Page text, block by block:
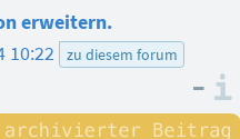
erweitern.
10:22 zu diesem forum
–